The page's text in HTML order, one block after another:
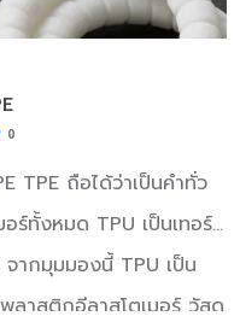
บอน เหลือไม่แต่เส้นใย
นักเบา – คาร์บอน
ะมีความแข็งแรงสูงต่อน้ำ
ส้นใยเสริมแรง ที่
วามตึงเครียดคาร์บอน
อได้ การขยายตัวทาง
ายตัวหรือหดตัวมากขึ้นใน
องตรงเวลาพอดี ดังนั้น
ก Milk Run 1. ลดต้นทุน
ราคาซื้อวัตถุดิบจาก
0
TPE ถือได้ว่าเป็นคําทั่ว
ร์ทั้งหมด TPU เป็นเทอร์
จากมุมมองนี้ TPU เป็น
ลาสติกอีลาสโตเมอร์ วัสดุ